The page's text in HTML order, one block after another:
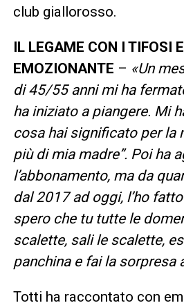
club giallorosso.
IL LEGAME CON I TIFOSI
EMOZIONANTE – «Un
di 45/55 anni mi ha
ha iniziato a piangere. Mi
cosa hai significato per la
più di mia madre”. Poi ha
l’abbonamento, ma da
dal 2017 ad oggi, l’ho
spero che tu tutte le
scalette, sali le scalette,
panchina e fai la sorpresa
Totti ha raccontato con